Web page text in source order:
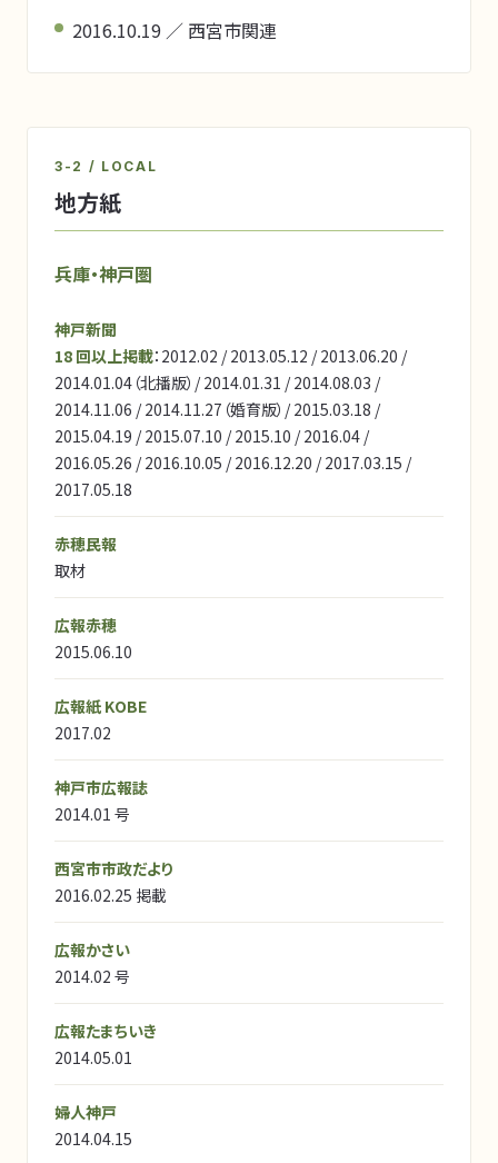
2016.10.19 ／ 西宮市関連
3-2 / LOCAL
地方紙
兵庫・神戸圏
神戸新聞
18 回以上掲載：2012.02 / 2013.05.12 / 2013.06.20 /
2014.01.04（北播版）/ 2014.01.31 / 2014.08.03 /
2014.11.06 / 2014.11.27（婚育版）/ 2015.03.18 /
2015.04.19 / 2015.07.10 / 2015.10 / 2016.04 /
2016.05.26 / 2016.10.05 / 2016.12.20 / 2017.03.15 /
2017.05.18
赤穂民報
取材
広報赤穂
2015.06.10
広報紙 KOBE
2017.02
神戸市広報誌
2014.01 号
西宮市市政だより
2016.02.25 掲載
広報かさい
2014.02 号
広報たまちいき
2014.05.01
婦人神戸
2014.04.15